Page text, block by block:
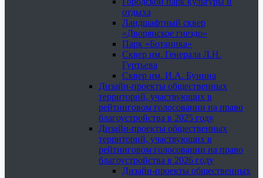
отдыха
Ландшафтный сквер
«Дворянское гнездо»
Парк «Ботаника»
Сквер им. Генерала Л.Н.
Гуртьева
Сквер им. И.А. Бунина
Дизайн-проекты общественных
территорий, участвующих в
рейтинговом голосовании на право
благоустройства в 2025 году
Дизайн-проекты общественных
территорий, участвующих в
рейтинговом голосовании на право
благоустройства в 2026 году
Дизайн-проекты общественных